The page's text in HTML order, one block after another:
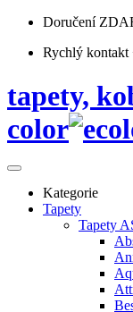
Doručení
Rychlý kontakt
tapety,
color
Kategorie
Tapety
Tapety